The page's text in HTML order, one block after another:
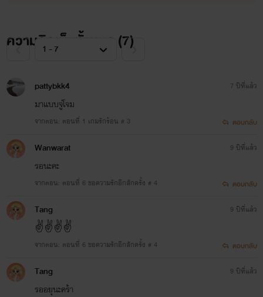
ความคิดเห็นทั้งหมด (7)
pattybkk4
มาแบบจู่โจม
จากตอน: ตอนที่ 1 เกมรักร้อน # 3
7 ปีที่แล้ว
ตอบกลับ
Wanwarat
รอนะคะ
จากตอน: ตอนที่ 6 ขอความรักอีกสักครั้ง # 4
9 ปีที่แล้ว
ตอบกลับ
Tang
✌️✌️✌️✌️
จากตอน: ตอนที่ 6 ขอความรักอีกสักครั้ง # 4
9 ปีที่แล้ว
ตอบกลับ
Tang
รออยุนะคร้า
9 ปีที่แล้ว